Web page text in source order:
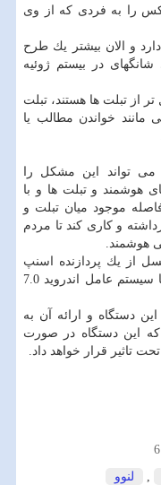
را به فردی كه از وی
و الان بیشتر یك طرح
در بیستم ژوئیه
از تبلت ها هستند، تبلت
خواندن مطالب یا
می تواند این مشكل را
هوشمند و تبلت ها و با
موجود میان تبلت و
و كاری كند تا مردم
هوشمند.
با وضوح تصویر 1920 * 1440 پیكسل از یك پردازنده اسنپ
دراگون كوالكوم 800 بهره برده و همراه با سیستم عامل اندروید 7.0
این دستگاه و ارائه آن به
كه این دستگاه در صورت
تاثیر قرار خواهد داد.
, لنوو